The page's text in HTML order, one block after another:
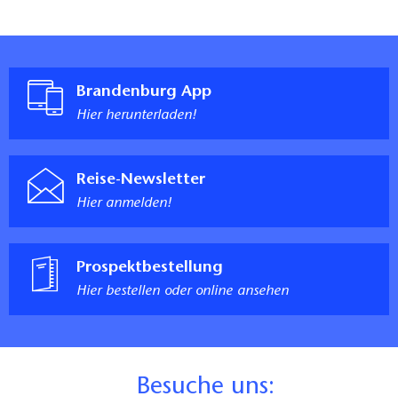
Brandenburg App
Hier herunterladen!
Reise-Newsletter
Hier anmelden!
Prospektbestellung
Hier bestellen oder online ansehen
Besuche uns: